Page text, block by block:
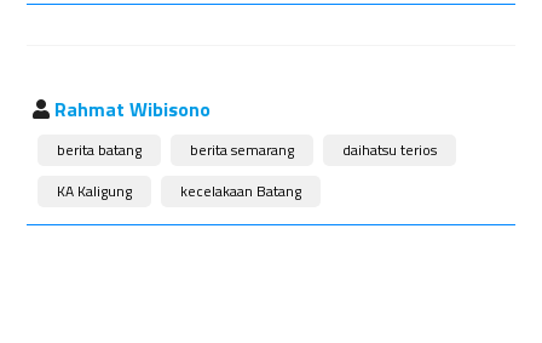
Rahmat Wibisono
berita batang berita semarang
daihatsu terios
KA Kaligung
kecelakaan Batang